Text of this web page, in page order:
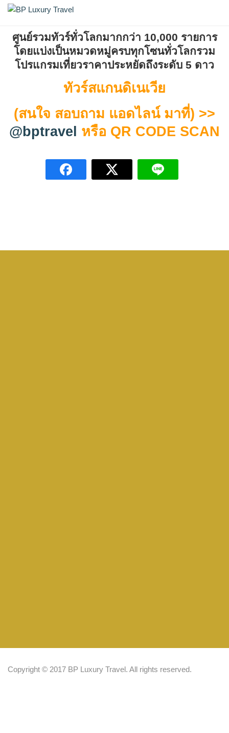
Skip
BP Luxury Travel
สแกนดิเนเวีย
ศูนย์รวมทัวร์ทั่วโลกมากกว่า 10,000 รายการ
โดยแบ่งเป็นหมวดหมู่ครบทุกโซนทั่วโลกรวม
โปรแกรมเที่ยวราคาประหยัดถึงระดับ 5 ดาว
ทัวร์สแกนดิเนเวีย
(สนใจ สอบถาม แอดไลน์ มาที่) >>
@bptravel หรือ QR CODE SCAN
Copyright © 2017 BP Luxury Travel. All rights reserved.